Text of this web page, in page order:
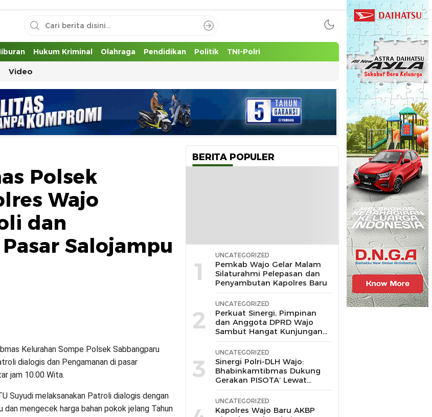
Hukum Kriminal Olahraga Pendidikan Politik TNI-Polri
Video
Polsek
Wajo
dan
Salojampu
Kelurahan Sompe Polsek Sabbangparu
dialogis dan Pengamanan di pasar
jam 10.00 Wita.
Suyudi melaksanakan Patroli dialogis dengan
dan mengecek harga bahan pokok jelang Tahun
BERITA POPULER
1
UNCATEGORIZED
Pemkab Wajo Gelar Malam
Silaturahmi Pelepasan dan
Penyambutan Kapolres Baru
2
UNCATEGORIZED
Perkuat Sinergi, Pimpinan
dan Anggota DPRD Wajo
Sambut Hangat Kunjungan
Silaturahmi Kapolres Wajo
yang Baru,
3
UNCATEGORIZED
Sinergi Polri-DLH Wajo:
Bhabinkamtibmas Dukung
Gerakan PISOTA’ Lewat
Motor Sampah
UNCATEGORIZED
Kapolres Wajo Baru AKBP